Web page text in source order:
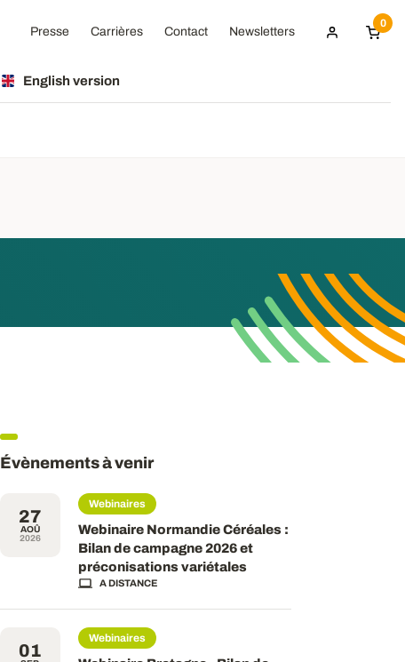
Presse Carrières Contact Newsletters
0
English version
Évènements à venir
27
AOÛ
2026
Webinaires
Webinaire Normandie Céréales :
Bilan de campagne 2026 et
préconisations variétales
A DISTANCE
01
Webinaires